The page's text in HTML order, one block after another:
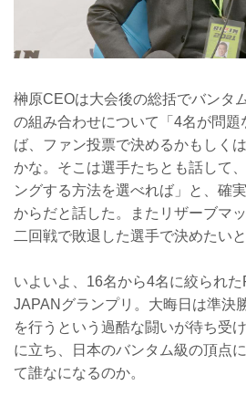
榊原CEOは大会後の総括でバンタ
の組み合わせについて「4名が問
ば、ファン投票で決めるかもしく
かな。そこは選手たちとも話して
ングする方法を選べれば」と、確
からだと話した。またリザーブマ
二回戦で敗退した選手で決めたいと
いよいよ、16名から4名に絞られ
JAPANグランプリ。大晦日は準決
を行うという過酷な闘いが待ち受
に立ち、日本のバンタム級の頂点
て誰なになるのか。